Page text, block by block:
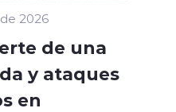
2026
de una
y ataques
en